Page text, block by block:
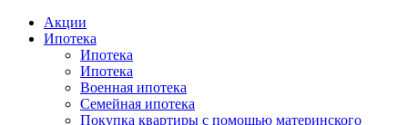
Акции
Ипотека
Ипотека
Ипотека
Военная ипотека
Семейная ипотека
Покупка квартиры с помощью материнского